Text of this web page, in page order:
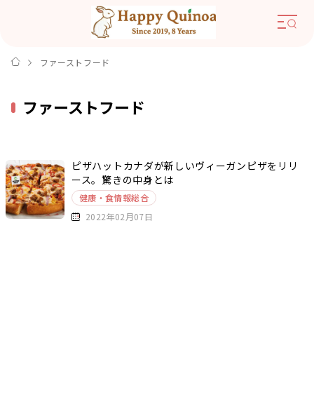
ファーストフード
ファーストフード
ピザハットカナダが新しいヴィーガンピザをリリ
ース。驚きの中身とは
健康・食情報総合
2022年02月07日